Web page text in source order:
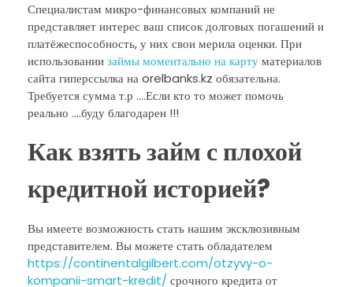
Специалистам микро-финансовых компаний не
представляет интерес ваш список долговых погашений и
платёжеспособность, у них свои мерила оценки. При
использованиизаймы моментально на картуматериалов
сайта гиперссылка на orelbanks.kz обязательна.
Требуется сумма т.р ….Если кто то может помочь
реально ….буду благодарен !!!
Как взять займ с плохой
кредитной историей?
Вы имеете возможность стать нашим эксклюзивным
представителем. Вы можете стать обладателем
https://continentalgilbert.com/otzyvy-o-
kompanii-smart-kredit/ срочного кредита от